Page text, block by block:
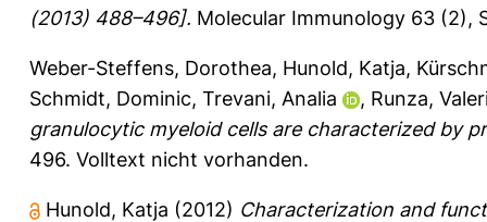
(2013) 488–496]. Molecular Immunology 63 (2),
Weber-Steffens, Dorothea, Hunold, Katja,
Schmidt, Dominic, Trevani, Analia , Runza,
granulocytic myeloid cells are characterized by
496. Volltext nicht vorhanden.
Hunold, Katja (2012) Characterization and